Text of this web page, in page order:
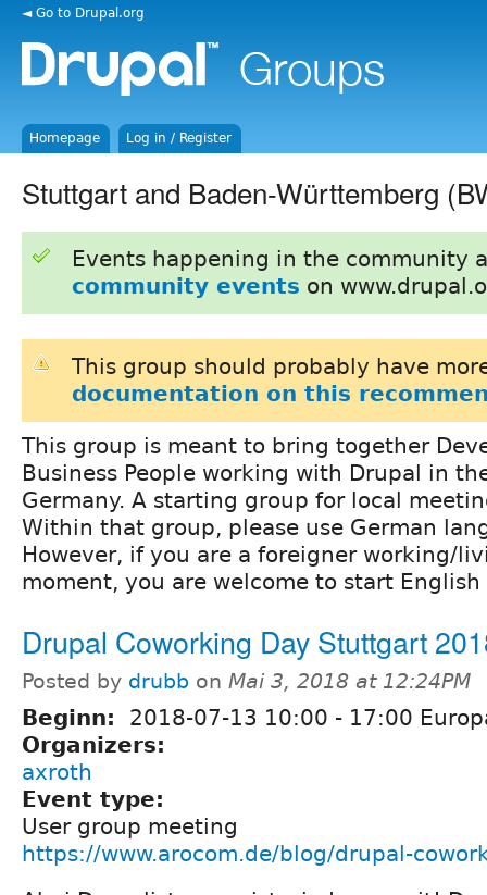
◄ Go to Drupal.org
Homepage Log in / Register
Stuttgart and Baden-Württemberg
Events happening in the community
community events on
This group should probably have
documentation on this
This group is meant to bring together
Business People working with Drupal in
Germany. A starting group for local
Within that group, please use German
However, if you are a foreigner working/
moment, you are welcome to start
Drupal Coworking Day Stuttgart
Posted by drubb on Mai 3, 2018 at 12:24PM
Beginn: 2018-07-13 10:00 - 17:00
Organizers:
axroth
Event type:
User group meeting
https://www.arocom.de/blog/drupal-